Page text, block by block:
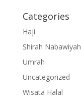
Categories
Haji
Shirah Nabawiyah
Umrah
Uncategorized
Wisata Halal